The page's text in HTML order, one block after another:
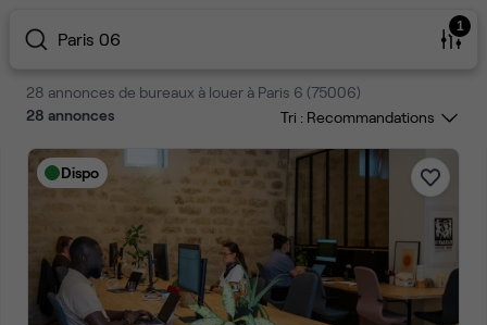
Paris 06
1
28 annonces de bureaux à louer à Paris 6 (75006)
28 annonces Tri :
Dispo